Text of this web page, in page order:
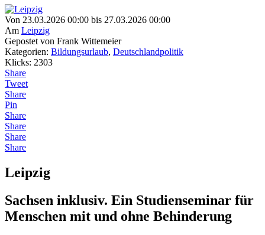
Von 23.03.2026 00:00 bis 27.03.2026 00:00
Am Leipzig
Gepostet von Frank Wittemeier
Kategorien: Bildungsurlaub, Deutschlandpolitik
Klicks: 2303
Share
Tweet
Share
Pin
Share
Share
Share
Share
Leipzig
Sachsen inklusiv. Ein Studienseminar für
Menschen mit und ohne Behinderung